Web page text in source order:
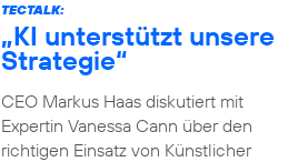
TECTALK:
„KI unterstützt unsere
Strategie“
CEO Markus Haas diskutiert mit
Expertin Vanessa Cann über den
richtigen Einsatz von Künstlicher